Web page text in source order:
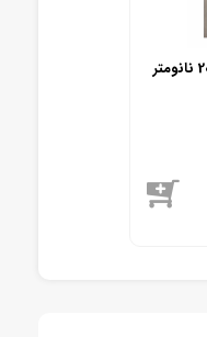
نانو پودر اکسید مس 20 نانومتر